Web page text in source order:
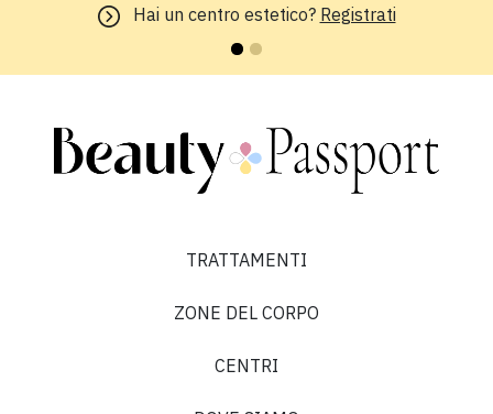
Hai un centro estetico? Registrati
TRATTAMENTI
ZONE DEL CORPO
CENTRI